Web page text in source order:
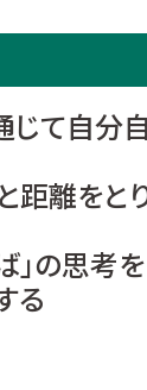
て自分
離をと
」の思考
る